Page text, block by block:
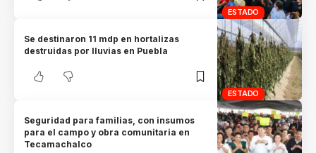
ESTADO
ESTADO
Se destinaron 11 mdp en hortalizas
destruidas por lluvias en Puebla
Seguridad para familias, con insumos
para el campo y obra comunitaria en
Tecamachalco